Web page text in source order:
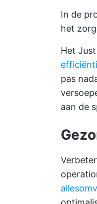
In de
het
Het
pas
aan de